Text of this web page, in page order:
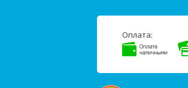
Оплата: